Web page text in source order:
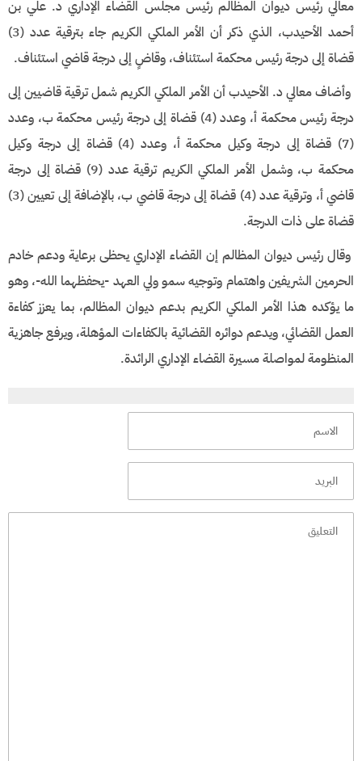
معالي رئيس ديوان المظالم رئيس مجلس القضاء الإداري د. علي بن
أحمد الأحيدب، الذي ذكر أن الأمر الملكي الكريم جاء بترقية عدد (3)
قضاة إلى درجة رئيس محكمة استئناف، وقاضٍ إلى درجة قاضي استئناف.
وأضاف معالي د. الأحيدب أن الأمر الملكي الكريم شمل ترقية قاضيين إلى
درجة رئيس محكمة أ، وعدد (4) قضاة إلى درجة رئيس محكمة ب، وعدد
(7) قضاة إلى درجة وكيل محكمة أ، وعدد (4) قضاة إلى درجة وكيل
محكمة ب، وشمل الأمر الملكي الكريم ترقية عدد (9) قضاة إلى درجة
قاضي أ، وترقية عدد (4) قضاة إلى درجة قاضي ب، بالإضافة إلى تعيين (3)
قضاة على ذات الدرجة.
وقال رئيس ديوان المظالم إن القضاء الإداري يحظى برعاية ودعم خادم
الحرمين الشريفين واهتمام وتوجيه سمو ولي العهد -يحفظهما الله-، وهو
ما يؤكده هذا الأمر الملكي الكريم بدعم ديوان المظالم، بما يعزز كفاءة
العمل القضائي، ويدعم دوائره القضائية بالكفاءات المؤهلة، ويرفع جاهزية
المنظومة لمواصلة مسيرة القضاء الإداري الرائدة.